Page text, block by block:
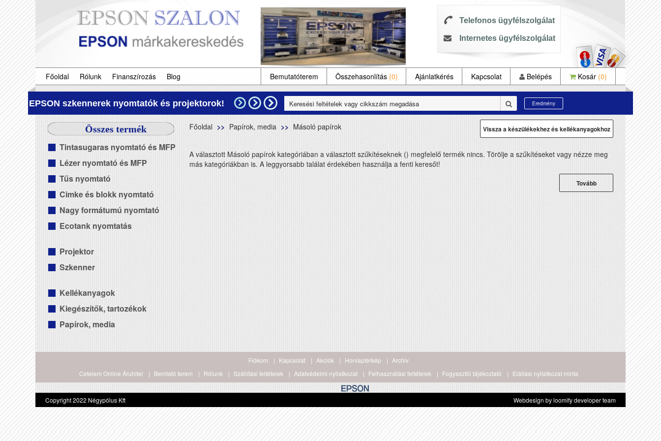
Telefonos ügyfélszolgálat
Internetes ügyfélszolgálat
Főoldal Rólunk Finanszírozás Blog Bemutatóterem Összehasonlítás (0) Ajánlatkérés Kapcsolat Belépés Kosár (0)
EPSON szkennerek nyomtatók és projektorok! Eredmény
Összes termék
Tintasugaras nyomtató és MFP
Lézer nyomtató és MFP
Tűs nyomtató
Cimke és blokk nyomtató
Nagy formátumú nyomtató
Ecotank nyomtatás
Projektor
Szkenner
Kellékanyagok
Kiegészítők, tartozékok
Papírok, media
Főoldal Papírok, media Másoló papírok Vissza a készülékekhez és kellékanyagokhoz
A választott Másoló papírok kategóriában a választott szűkítéseknek () megfelelő termék nincs. Törölje a szűkítéseket vagy nézze meg
más kategóriákban is. A leggyorsabb találat érdekében használja a fenti keresőt!
Tovább
Fiókom Kapcsolat Akciók Honlaptérkép
Archiv
Cetelem Online Áruhitel
Bemtató terem Rólunk Szállítási feltételek Adatvédelmi nyilatkozat Felhasználási feltételek Fogyasztói tájékoztató Elállási nyilatkozat minta
Copyright 2022 Négypólus Kft Webdesign by loomify developer team